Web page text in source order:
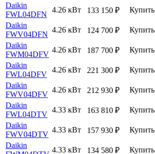
Daikin
FWL04DFN
4.26 кВт 133 150 ₽
Купить
Daikin
FWV04DFN
4.26 кВт 124 700 ₽
Купить
Daikin
FWM04DFV
4.26 кВт 187 700 ₽
Купить
Daikin
FWL04DFV
4.26 кВт 221 300 ₽
Купить
Daikin
FWV04DFV
4.26 кВт 212 930 ₽
Купить
Daikin
FWL04DTV
4.33 кВт 163 810 ₽
Купить
Daikin
FWV04DTV
4.33 кВт 157 930 ₽
Купить
Daikin
4.33 кВт 134 580 ₽
Купить